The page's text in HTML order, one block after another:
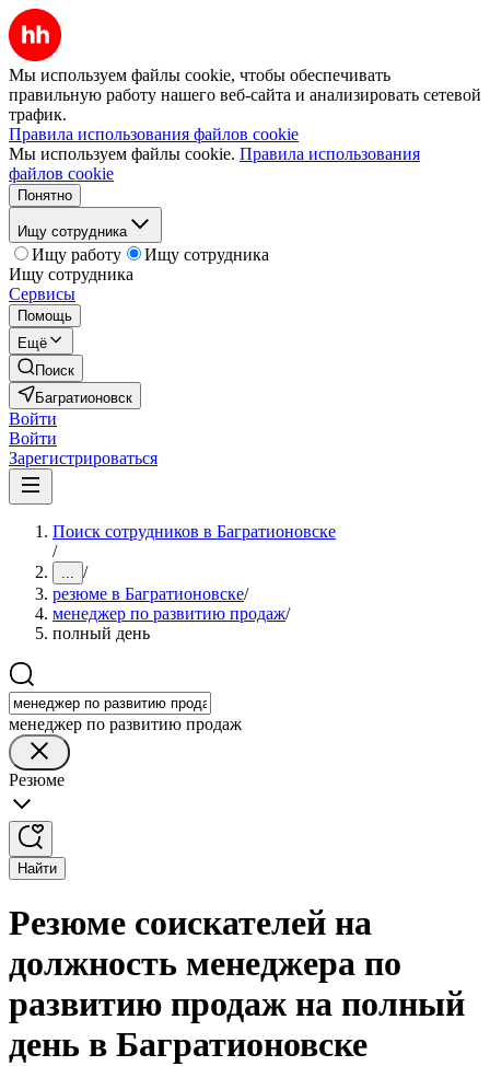
Мы используем файлы cookie, чтобы обеспечивать
правильную работу нашего веб-сайта и анализировать сетевой
трафик.
Правила использования файлов cookie
Мы используем файлы cookie. Правила использования
файлов cookie
Понятно
Ищу сотрудника
Ищу работу
Ищу сотрудника
Ищу сотрудника
Сервисы
Помощь
Ещё
Поиск
Багратионовск
Войти
Войти
Зарегистрироваться
Поиск сотрудников в Багратионовске
/
... /
резюме в Багратионовске/
менеджер по развитию продаж/
полный день
менеджер по развитию продаж
Резюме
Найти
Резюме соискателей на
должность менеджера по
развитию продаж на полный
день в Багратионовске